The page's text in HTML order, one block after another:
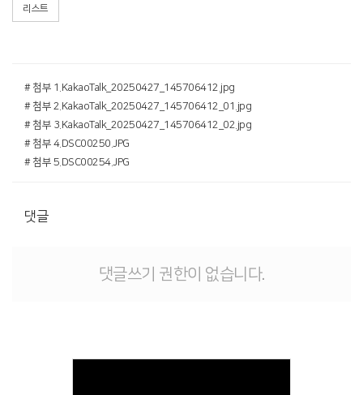
리스트
# 첨부 1.KakaoTalk_20250427_145706412.jpg
# 첨부 2.KakaoTalk_20250427_145706412_01.jpg
# 첨부 3.KakaoTalk_20250427_145706412_02.jpg
# 첨부 4.DSC00250.JPG
# 첨부 5.DSC00254.JPG
댓글
댓글쓰기 권한이 없습니다.